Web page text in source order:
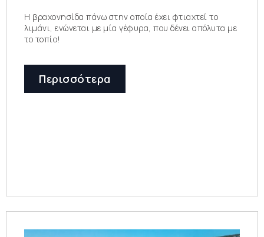
Η βραχονησίδα πάνω στην οποία έχει φτιαχτεί το
λιμάνι, ενώνεται με μία γέφυρα, που δένει απόλυτα με
το τοπίο!
Περισσότερα